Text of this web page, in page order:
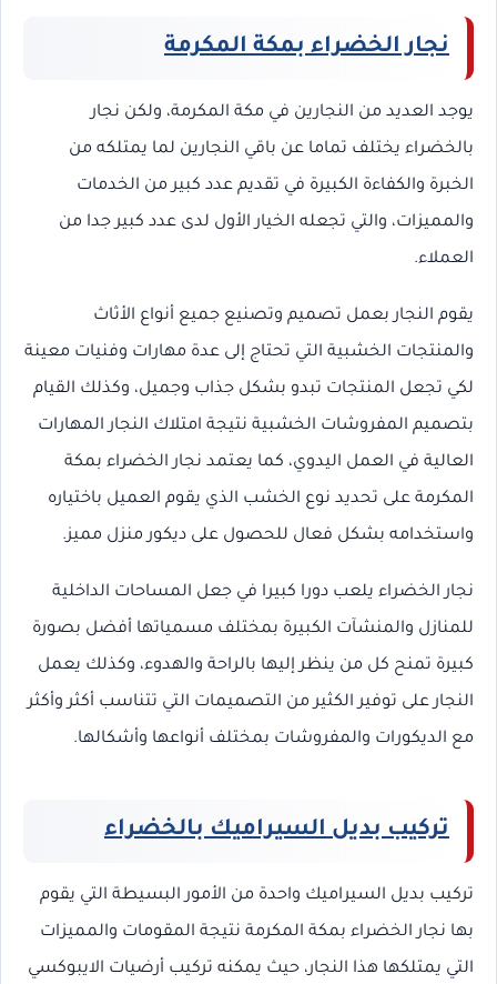
نجار الخضراء بمكة المكرمة
يوجد العديد من النجارين في مكة المكرمة، ولكن نجار
بالخضراء يختلف تماما عن باقي النجارين لما يمتلكه من
الخبرة والكفاءة الكبيرة في تقديم عدد كبير من الخدمات
والمميزات، والتي تجعله الخيار الأول لدى عدد كبير جدا من
العملاء.
يقوم النجار بعمل تصميم وتصنيع جميع أنواع الأثاث
والمنتجات الخشبية التي تحتاج إلى عدة مهارات وفنيات معينة
لكي تجعل المنتجات تبدو بشكل جذاب وجميل، وكذلك القيام
بتصميم المفروشات الخشبية نتيجة امتلاك النجار المهارات
العالية في العمل اليدوي، كما يعتمد نجار الخضراء بمكة
المكرمة على تحديد نوع الخشب الذي يقوم العميل باختياره
واستخدامه بشكل فعال للحصول على ديكور منزل مميز.
نجار الخضراء يلعب دورا كبيرا في جعل المساحات الداخلية
للمنازل والمنشآت الكبيرة بمختلف مسمياتها أفضل بصورة
كبيرة تمنح كل من ينظر إليها بالراحة والهدوء، وكذلك يعمل
النجار على توفير الكثير من التصميمات التي تتناسب أكثر وأكثر
مع الديكورات والمفروشات بمختلف أنواعها وأشكالها.
تركيب بديل السيراميك بالخضراء
تركيب بديل السيراميك واحدة من الأمور البسيطة التي يقوم
بها نجار الخضراء بمكة المكرمة نتيجة المقومات والمميزات
التي يمتلكها هذا النجار، حيث يمكنه تركيب أرضيات الايبوكسي